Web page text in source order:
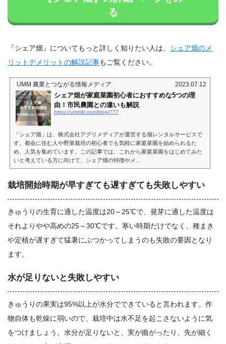
る
『シェア畑』についてもっと詳しく知りたい人は、 シェア畑のメ
リットデメリットの解説記事もご覧ください。
UMM 農業とつながる情報メディア 2023.07.12
シェア畑が家庭菜園初心者におすすめな5つの理
由！市民農園との違いも解説
https://ummkt.com/blog/777
「シェア畑」は、株式会社アグリメディアが運営する畑レンタルサービスで
す。都会に住む人や野菜栽培の初心者でも気軽に家庭菜園を始められるた
め、人気を集めています。この記事では、これから家庭菜園をはじめてみた
いと考えている方に向けて、シェア畑の特徴やメ...
栽培開始時期が早すぎても遅すぎても失敗しやすい
きゅうりの生育に適した温度は20～25℃で、発芽に適した温度は
それよりやや高めの25～30℃です。寒い時期だけでなく、種まき
や定植が遅すぎて猛暑にぶつかってしまうのも失敗の要因となり
ます。
水が足りないと失敗しやすい
きゅうりの果実は95%以上が水分でできていると言われます。作
物自体も乾燥に弱いので、栽培中は水不足を起こさないように気
をつけましょう。水分が足りないと、実が曲がったり、先が細く